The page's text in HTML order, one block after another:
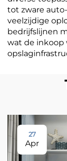
tot zware
veelzijdige
bedrijfslijnen
wat de inkoop
27
Apr